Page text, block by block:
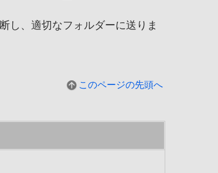
し、適切なフォルダーに送りま
このページの先頭へ